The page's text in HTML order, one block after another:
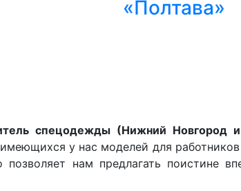
«Полтава»
спецодежды (Нижний Новгород
у нас моделей для
позволяет нам предлагать поистине